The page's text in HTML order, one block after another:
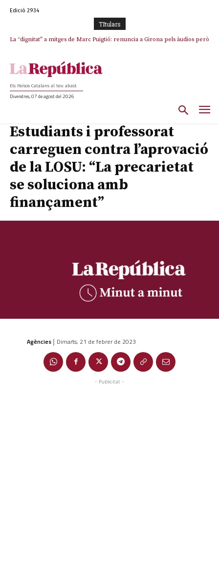
Edició 2934
TItulars
La “dignitat” a mitges de Marc Puigtió: renuncia a Girona pels àudios però
Junts exigeix que Catalunya quedi “fora” del repartiment dels menors
Els Països Catalans al teu abast
Divendres, 07 de agost del 2026
Estudiants i professorat
carreguen contra l’aprovació
de la LOSU: “La precarietat
se soluciona amb
finançament”
Agències | Dimarts, 21 de febrer de 2023
- Publicitat -